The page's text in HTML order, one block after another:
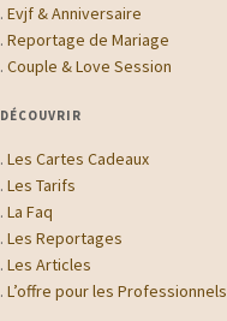
.Evjf & Anniversaire
.Reportage de Mariage
.Couple & Love Session
DÉCOUVRIR
.Les Cartes Cadeaux
.Les Tarifs
.La Faq
.Les Reportages
.Les Articles
.L’offre pour les Professionnels